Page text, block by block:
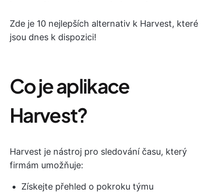
Zde je 10 nejlepších alternativ k Harvest, které
jsou dnes k dispozici!
Co je aplikace
Harvest?
Harvest je nástroj pro sledování času, který
firmám umožňuje:
Získejte přehled o pokroku týmu